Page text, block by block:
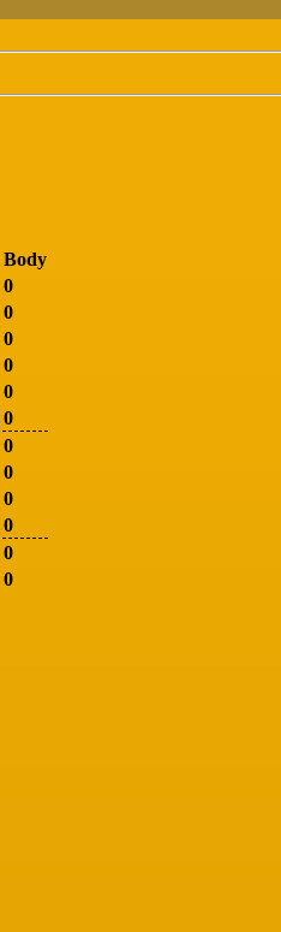
Body
0
0
0
0
0
0
0
0
0
0
0
0